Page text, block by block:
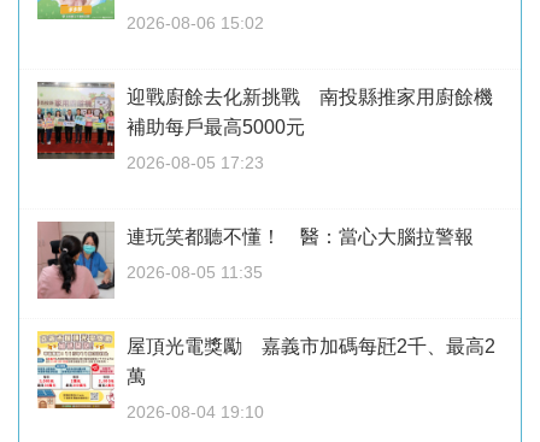
2026-08-06 15:02
迎戰廚餘去化新挑戰 南投縣推家用廚餘機
補助每戶最高5000元
2026-08-05 17:23
連玩笑都聽不懂！ 醫：當心大腦拉警報
2026-08-05 11:35
屋頂光電獎勵 嘉義市加碼每瓩2千、最高2
萬
2026-08-04 19:10